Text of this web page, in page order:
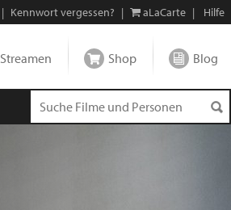
| Kennwort vergessen? | aLaCarte | Hilfe
Streamen Shop Blog